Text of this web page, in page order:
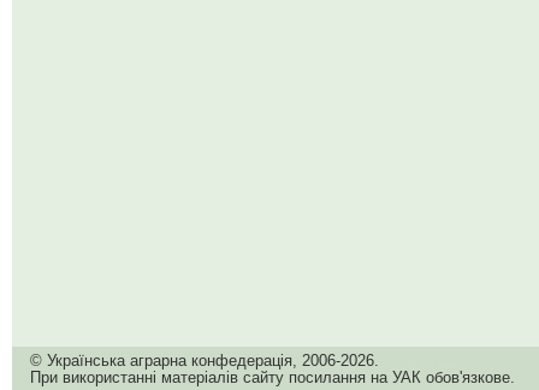
© Українська аграрна конфедерація, 2006-2026.
При використанні матеріалів сайту посилання на УАК обов'язкове.